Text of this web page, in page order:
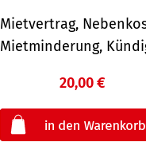
Mietvertrag,
Mietminderung,
20,00 €